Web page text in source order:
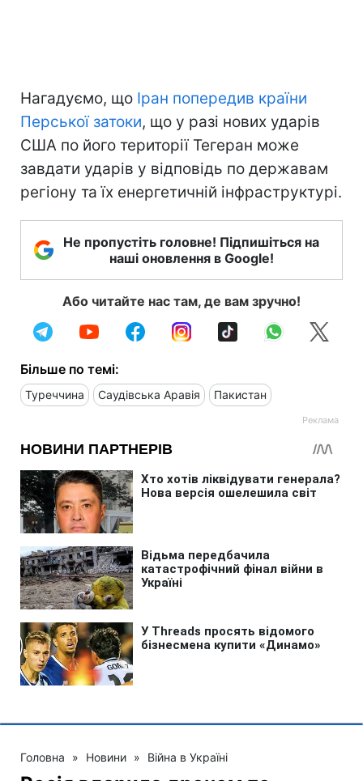
Нагадуємо, що Іран попередив країни
Перської затоки, що у разі нових ударів
США по його території Тегеран може
завдати ударів у відповідь по державам
регіону та їх енергетичній інфраструктурі.
Не пропустіть головне! Підпишіться на
наші оновлення в Google!
Або читайте нас там, де вам зручно!
Більше по темі:
Туреччина Саудівська Аравія Пакистан
Головна » Новини » Війна в Україні